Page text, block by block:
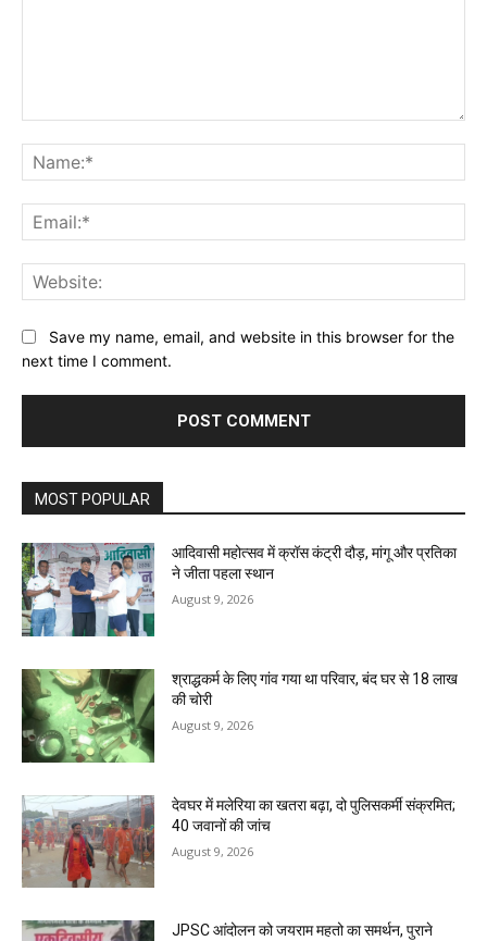
Save my name, email, and website in this browser for the
next time I comment.
MOST POPULAR
आदिवासी महोत्सव में क्रॉस कंट्री दौड़, मांगू और प्रतिका
ने जीता पहला स्थान
August 9, 2026
श्राद्धकर्म के लिए गांव गया था परिवार, बंद घर से 18 लाख
की चोरी
August 9, 2026
देवघर में मलेरिया का खतरा बढ़ा, दो पुलिसकर्मी संक्रमित;
40 जवानों की जांच
August 9, 2026
JPSC आंदोलन को जयराम महतो का समर्थन, पुराने